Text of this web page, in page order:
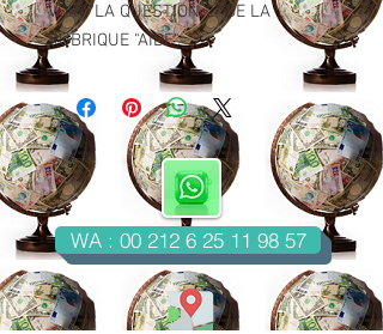
VOIR "LA QUESTION 2" DE LA
RUBRIQUE "AIDE".
WA : 00 212 6 25 11 98 57